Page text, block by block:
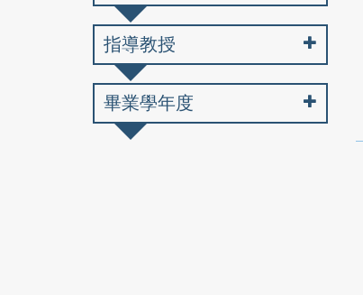
指導教授
畢業學年度